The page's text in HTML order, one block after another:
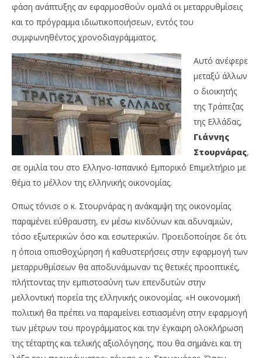
NOW VIEWING
Γιάννης Στουρνάρας: “Εφικτή η ανάκαμψη της
ελληνικής οικονομίας αν εφαρμοσθούν οι
μεταρρυθμίσεις”
12/02/2018
Metoxes
Online
φάση ανάπτυξης αν εφαρμοσθούν ομαλά οι μεταρρυθμίσεις
και το πρόγραμμα ιδιωτικοποιήσεων, εντός του
συμφωνηθέντος χρονοδιαγράμματος.
Αυτό ανέφερε
μεταξύ άλλων
ο διοικητής
της Τράπεζας
της Ελλάδας,
Γιάννης
Στουρνάρας,
σε ομιλία του στο Ελληνο-Ισπανικό Εμπορικό Επιμελτήριο με
θέμα το μέλλον της ελληνικής οικονομίας.
Οπως τόνισε ο κ. Στουρνάρας η ανάκαμψη της οικονομίας
παραμένει εύθραυστη, εν μέσω κινδύνων και αδυναμιών,
τόσο εξωτερικών όσο και εσωτερικών. Προειδοποίησε δε ότι
η όποια οπισθοχώρηση ή καθυστερήσεις στην εφαρμογή των
μεταρρυθμίσεων θα αποδυνάμωναν τις θετικές προοπτικές,
πλήττοντας την εμπιστοσύνη των επενδυτών στην
μελλοντική πορεία της ελληνικής οικονομίας. «Η οικονομική
πολιτική θα πρέπει να παραμείνει εστιασμένη στην εφαρμογή
των μέτρων του προγράμματος και την έγκαιρη ολοκλήρωση
της τέταρτης και τελικής αξιολόγησης, που θα σημάνει και τη